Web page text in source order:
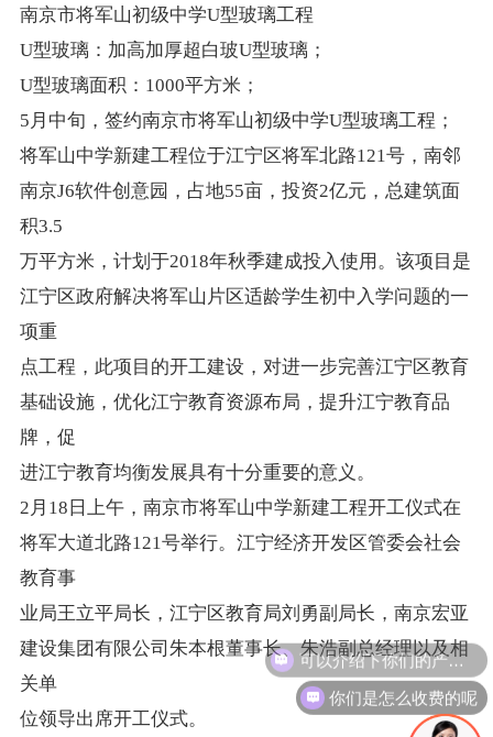
南京市将军山初级中学U型玻璃工程
U型玻璃：加高加厚超白玻U型玻璃；
U型玻璃面积：1000平方米；
5月中旬，签约南京市将军山初级中学U型玻璃工程；
将军山中学新建工程位于江宁区将军北路121号，南邻
南京J6软件创意园，占地55亩，投资2亿元，总建筑面
积3.5
万平方米，计划于2018年秋季建成投入使用。该项目是
江宁区政府解决将军山片区适龄学生初中入学问题的一
项重
点工程，此项目的开工建设，对进一步完善江宁区教育
基础设施，优化江宁教育资源布局，提升江宁教育品
牌，促
进江宁教育均衡发展具有十分重要的意义。
2月18日上午，南京市将军山中学新建工程开工仪式在
将军大道北路121号举行。江宁经济开发区管委会社会
教育事
业局王立平局长，江宁区教育局刘勇副局长，南京宏亚
建设集团有限公司朱本根董事长、朱浩副总经理以及相
关单
位领导出席开工仪式。
可以介绍下你们的产品么
你们是怎么收费的呢